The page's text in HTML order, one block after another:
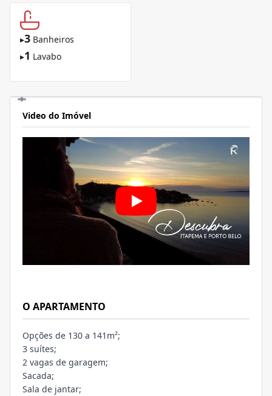
▸3 Banheiros
▸1 Lavabo
Video do Imóvel
O APARTAMENTO
Opções de 130 a 141m²;
3 suítes;
2 vagas de garagem;
Sacada;
Sala de jantar;